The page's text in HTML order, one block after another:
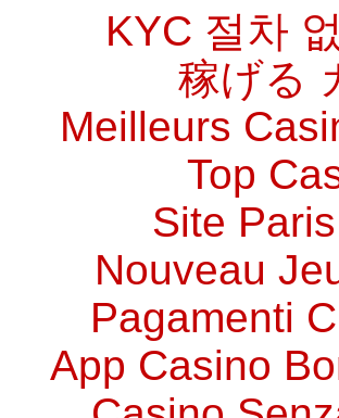
KYC 절차
稼げる
Meilleurs
Top
Site
Nouveau
Pagamenti
App Casino